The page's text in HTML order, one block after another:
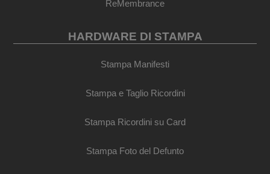
ReMembrance
HARDWARE DI STAMPA
Stampa Manifesti
Stampa e Taglio Ricordini
Stampa Ricordini su Card
Stampa Foto del Defunto